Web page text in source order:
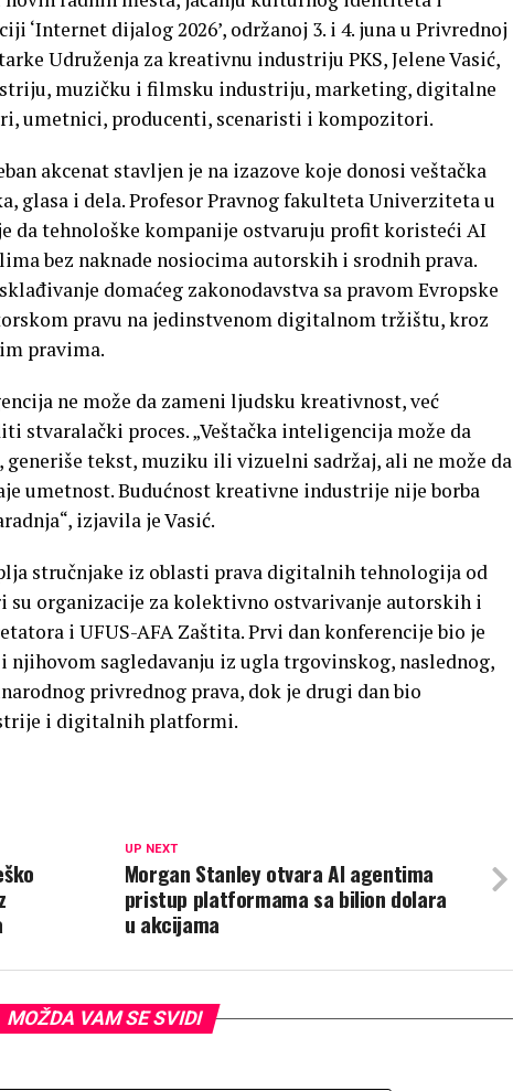
‘Internet dijalog 2026’, održanoj 3. i 4. juna u Privrednoj
Udruženja za kreativnu industriju PKS, Jelene Vasić,
muzičku i filmsku industriju, marketing, digitalne
umetnici, producenti, scenaristi i kompozitori.
akcenat stavljen je na izazove koje donosi veštačka
glasa i dela. Profesor Pravnog fakulteta Univerziteta u
da tehnološke kompanije ostvaruju profit koristeći AI
bez naknade nosiocima autorskih i srodnih prava.
domaćeg zakonodavstva sa pravom Evropske
pravu na jedinstvenom digitalnom tržištu, kroz
pravima.
ne može da zameni ljudsku kreativnost, već
stvaralački proces. „Veštačka inteligencija može da
tekst, muziku ili vizuelni sadržaj, ali ne može da
umetnost. Budućnost kreativne industrije nije borba
izjavila je Vasić.
stručnjake iz oblasti prava digitalnih tehnologija od
su organizacije za kolektivno ostvarivanje autorskih i
i UFUS-AFA Zaštita. Prvi dan konferencije bio je
sagledavanju iz ugla trgovinskog, naslednog,
privrednog prava, dok je drugi dan bio
i digitalnih platformi.
UP NEXT
Morgan Stanley otvara AI agentima
pristup platformama sa bilion dolara
u akcijama
MOŽDA VAM SE SVIDI